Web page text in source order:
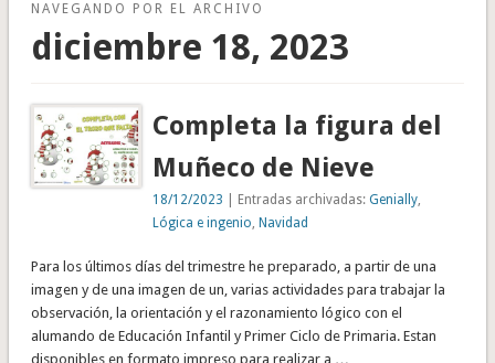
NAVEGANDO POR EL ARCHIVO
diciembre 18, 2023
Completa la figura del
Muñeco de Nieve
18/12/2023 | Entradas archivadas:Genially
Lógica e ingenio ,Navidad
Para los últimos días del trimestre he preparado, a partir de una
imagen y de una imagen de un, varias actividades para trabajar la
observación, la orientación y el razonamiento lógico con el
alumando de Educación Infantil y Primer Ciclo de Primaria. Estan
disponibles en formato impreso para realizar a …